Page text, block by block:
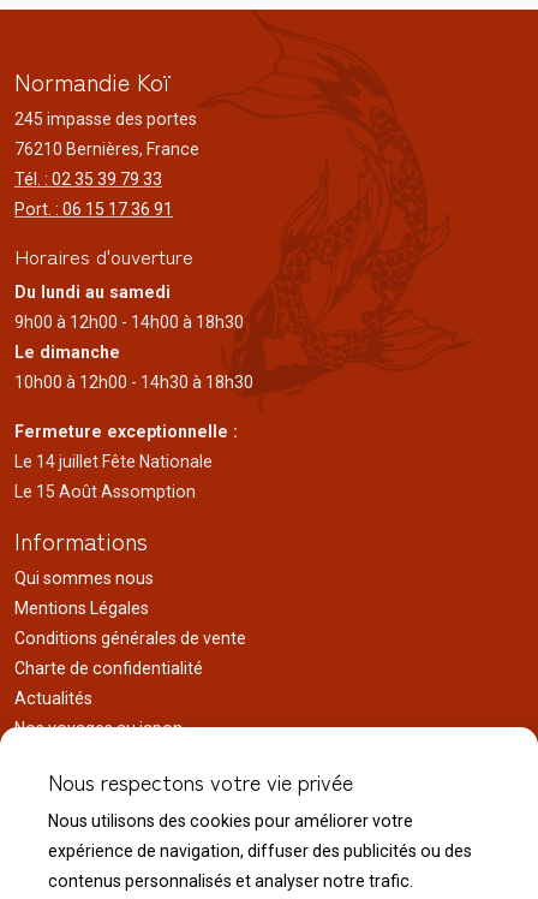
Normandie Koï
245 impasse des portes
76210 Bernières, France
Tél. : 02 35 39 79 33
Port. : 06 15 17 36 91
Horaires d'ouverture
Du lundi au samedi
9h00 à 12h00 - 14h00 à 18h30
Le dimanche
10h00 à 12h00 - 14h30 à 18h30
Fermeture exceptionnelle :
Le 14 juillet Fête Nationale
Le 15 Août Assomption
Informations
Qui sommes nous
Mentions Légales
Conditions générales de vente
Charte de confidentialité
Actualités
Nos voyages au japon
Liens utiles
Service client
Nous contacter
Nous respectons votre vie privée
Nous utilisons des cookies pour améliorer votre
expérience de navigation, diffuser des publicités ou des
contenus personnalisés et analyser notre trafic.